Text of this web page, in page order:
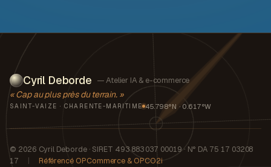
Cyril Deborde — Atelier IA & e-commerce
« Cap au plus près du terrain. »
SAINT-VAIZE · CHARENTE-MARITIME 45.798°N · 0.617°W
© 2026 Cyril Deborde · SIRET 493 883 037 00019 · N° DA 75 17 03208
17
| Référencé OPCommerce & OPCO2i